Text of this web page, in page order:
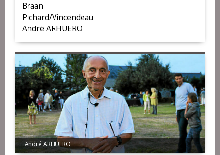
Braan
Pichard/Vincendeau
André ARHUERO
André ARHUERO